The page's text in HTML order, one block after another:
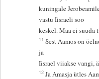
kuningale
vastu Iisraeli soo
keskel. Maa ei suuda
11 Sest Aamos on
ja
Iisrael viiakse vangi,
12 Ja Amasja ütles